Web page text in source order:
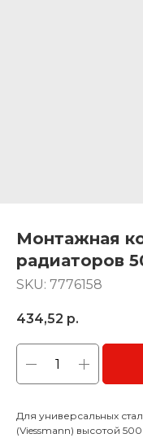
Монтажная
радиаторов
SKU: 7776158
434,52 р.
Для универсальных
(Viessmann) высотой